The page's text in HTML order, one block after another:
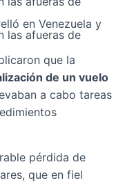
en Venezuela y
las afueras de
que la
de un vuelo
a cabo tareas
pérdida de
que en fiel